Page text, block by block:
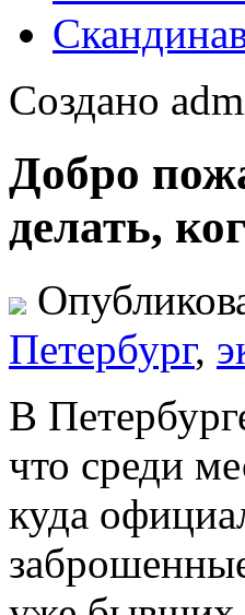
Создано
Добро
делать,
Петербург,
В
что среди
куда